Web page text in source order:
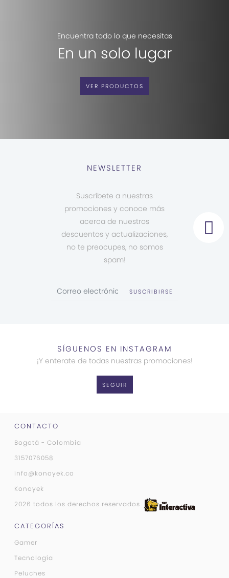
Encuentra todo lo que necesitas
En un solo lugar
VER PRODUCTOS
NEWSLETTER
Suscríbete a nuestras
promociones y conoce más
acerca de nuestros
descuentos y actualizaciones,
no te preocupes, no somos
spam!
SUSCRIBIRSE
SÍGUENOS EN INSTAGRAM
¡Y enterate de todas nuestras promociones!
SEGUIR
CONTACTO
Bogotá - Colombia
3157076058
info@konoyek.co
Konoyek
2026 todos los derechos reservados
CATEGORÍAS
Gamer
Tecnología
Peluches